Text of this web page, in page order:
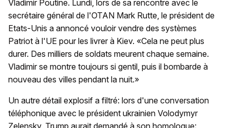
Vladimir Poutine. Lundi, lors de sa rencontre avec le
secrétaire général de l'OTAN Mark Rutte, le président de
Etats-Unis a annoncé vouloir vendre des systèmes
Patriot à l'UE pour les livrer à Kiev. «Cela ne peut plus
durer. Des milliers de soldats meurent chaque semaine.
Vladimir se montre toujours si gentil, puis il bombarde à
nouveau des villes pendant la nuit.»
Un autre détail explosif a filtré: lors d'une conversation
téléphonique avec le président ukrainien Volodymyr